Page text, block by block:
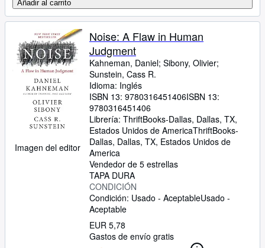
Añadir al carrito
Imagen del editor
Noise: A Flaw in Human
Judgment
Kahneman, Daniel; Sibony, Olivier;
Sunstein, Cass R.
Idioma: Inglés
ISBN 13: 9780316451406ISBN 13:
9780316451406
Librería: ThriftBooks-Dallas, Dallas, TX,
Estados Unidos de AmericaThriftBooks-
Dallas, Dallas, TX, Estados Unidos de
America
Vendedor de 5 estrellas
TAPA DURA
CONDICIÓN
Condición: Usado - AceptableUsado -
Aceptable
EUR 5,78
Gastos de envío gratis